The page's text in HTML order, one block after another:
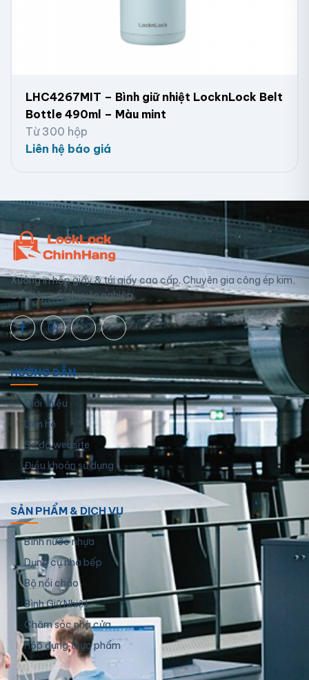
LHC4267MIT – Bình giữ nhiệt LocknLock Belt
Bottle 490ml – Màu mint
Từ 300 hộp
Liên hệ báo giá
Xưởng in hộp giấy & túi giấy cao cấp. Chuyên gia công ép kim,
UV, dập nổi chuyên nghiệp.
HƯỚNG DẪN
Giới thiệu
Liên hệ
Sơ đồ website
Điều khoản sử dụng
SẢN PHẨM & DỊCH VỤ
Bình nước nhựa
Dụng cụ nhà bếp
Bộ nồi chảo
Bình Giữ Nhiệt
Chăm sóc nhà cửa
Hộp đựng thực phẩm